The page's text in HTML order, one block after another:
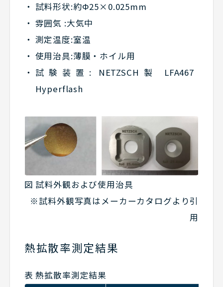
試料形状:約Φ25×0.025mm
雰囲気 :大気中
測定温度:室温
使用治具:薄膜・ホイル用
試験装置: NETZSCH製 LFA467
Hyperflash
図 試料外観および使用治具
※試料外観写真はメーカーカタログより引
用
熱拡散率測定結果
表 熱拡散率測定結果